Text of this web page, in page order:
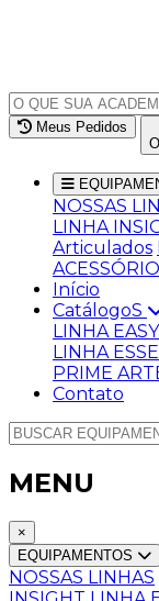
Meus Pedidos
NOSSAS
LINHA
Articulados
Início
CatálogoS
LINHA EASY
LINHA
PRIME
Contato
MENU
×
EQUIPAMENTOS
NOSSAS LINHAS